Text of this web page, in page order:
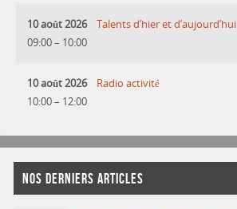
10 août 2026
09:00– 10:00
Talents d’hier et d’aujourd’hui
10 août 2026
10:00– 12:00
Radio activité
NOS DERNIERS ARTICLES